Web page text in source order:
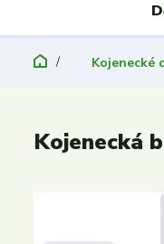
Kojenecké
Kojenecká